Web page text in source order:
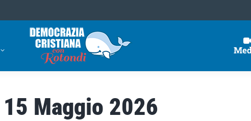
15 Maggio 2026